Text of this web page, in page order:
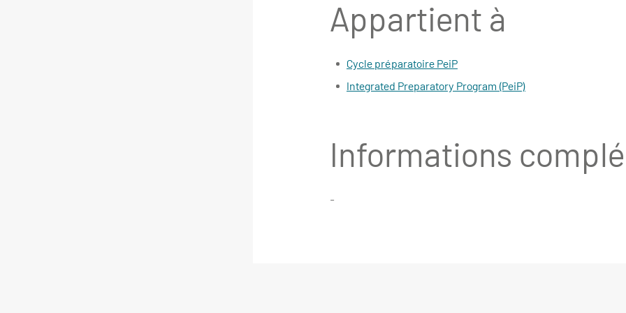
Appartient à
Cycle préparatoire PeiP
Integrated Preparatory Program (PeiP)
Informations
-